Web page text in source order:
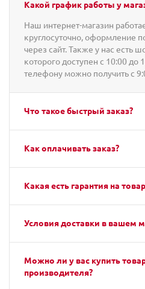
Какой график работы у
Наш интернет-магазин
круглосуточно, оформление
через сайт. Также у нас есть
которого доступен с 10:00 до
телефону можно получить с
Что такое быстрый заказ?
Как оплачивать заказ?
Какая есть гарантия на
Условия доставки в вашем
Можно ли у вас купить
производителя?